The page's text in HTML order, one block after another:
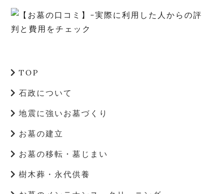
TOP
石政について
地震に強いお墓づくり
お墓の建立
お墓の移転・墓じまい
樹木葬・永代供養